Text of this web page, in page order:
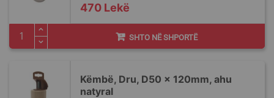
470 Lekë
SHTO NË SHPORTË
Këmbë, Dru, D50 x 120mm, ahu
natyral